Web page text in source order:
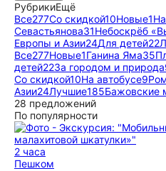
РубрикиЕщё
Все277Со скидкой10Новые1
Севастьянова31Небоскрёб
Европы и Азии24Для детей22
Все277Новые1Ганина Яма35
детей22За городом и природа
Со скидкой10На автобусе9
Азии24Лучшие185Бажовские
28 предложений
По популярности
2 часа
Пешком